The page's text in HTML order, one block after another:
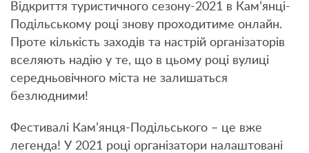
Відкриття туристичного сезону-2021 в Кам’янці-
Подільському році знову проходитиме онлайн.
Проте кількість заходів та настрій організаторів
вселяють надію у те, що в цьому році вулиці
середньовічного міста не залишаться
безлюдними!
Фестивалі Кам’янця-Подільського – це вже
легенда! У 2021 році організатори налаштовані